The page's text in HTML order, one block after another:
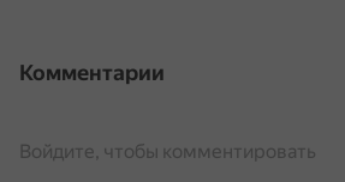
Комментарии
Войдите, чтобы комментировать